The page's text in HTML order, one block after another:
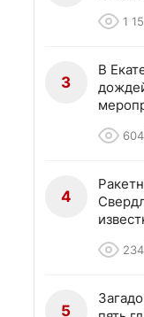
1
3
В
604
4
234
5